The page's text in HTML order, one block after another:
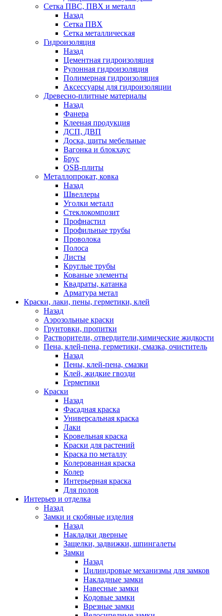
Сетка ПВС, ПВХ и металл
Назад
Сетка ПВХ
Сетка металлическая
Гидроизоляция
Назад
Цементная гидроизоляция
Рулонная гидроизоляция
Полимерная гидроизоляция
Аксессуары для гидроизоляции
Древесно-плитные материалы
Назад
Фанера
Клееная продукция
ДСП, ДВП
Доска, щиты мебельные
Вагонка и блокхаус
Брус
OSB-плиты
Металлопрокат, ковка
Назад
Швеллеры
Уголки металл
Стеклокомпозит
Профнастил
Профильные трубы
Проволока
Полоса
Листы
Круглые трубы
Кованые элементы
Квадраты, катанка
Арматура метал
Краски, лаки, пены, герметики, клей
Назад
Аэрозольные краски
Грунтовки, пропитки
Растворители, отвердители,химические жидкости
Пена, клей-пена, герметики, смазка, очиститель
Назад
Пены, клей-пена, смазки
Клей, жидкие гвозди
Герметики
Краски
Назад
Фасадная краска
Универсальная краска
Лаки
Кровельная краска
Краски для растений
Краска по металлу
Колерованная краска
Колер
Интерьерная краска
Для полов
Интерьер и отделка
Назад
Замки и скобяные изделия
Назад
Накладки дверные
Защелки, задвижки, шпингалеты
Замки
Назад
Цилиндровые механизмы для замков
Накладные замки
Навесные замки
Кодовые замки
Врезные замки